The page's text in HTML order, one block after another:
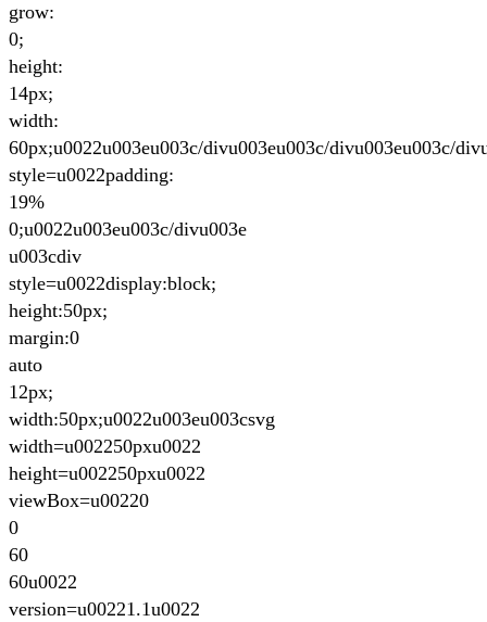
grow:
0;
height:
14px;
width:
60px;u0022u003eu003c/divu003eu003c/divu003eu003c/
style=u0022padding:
19%
0;u0022u003eu003c/divu003e
u003cdiv
style=u0022display:block;
height:50px;
margin:0
auto
12px;
width:50px;u0022u003eu003csvg
width=u002250pxu0022
height=u002250pxu0022
viewBox=u00220
0
60
60u0022
version=u00221.1u0022